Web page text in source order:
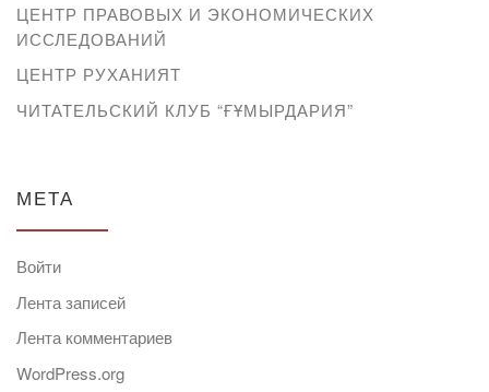
ЦЕНТР ПРАВОВЫХ И ЭКОНОМИЧЕСКИХ
ИССЛЕДОВАНИЙ
ЦЕНТР РУХАНИЯТ
ЧИТАТЕЛЬСКИЙ КЛУБ “ҒҰМЫРДАРИЯ”
МЕТА
Войти
Лента записей
Лента комментариев
WordPress.org